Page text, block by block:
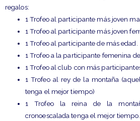
regalos:
1 Trofeo al participante más joven
1 Trofeo al participante más joven
1 Trofeo al participante de más edad.
1 Trofeo a la participante femenina
1 Trofeo al club con más
1 Trofeo al rey de la montaña
tenga el mejor tiempo)
1 Trofeo la reina de la
cronoescalada tenga el mejor